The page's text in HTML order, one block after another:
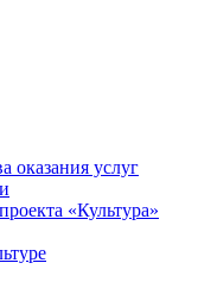
оказания услуг
«Культура»